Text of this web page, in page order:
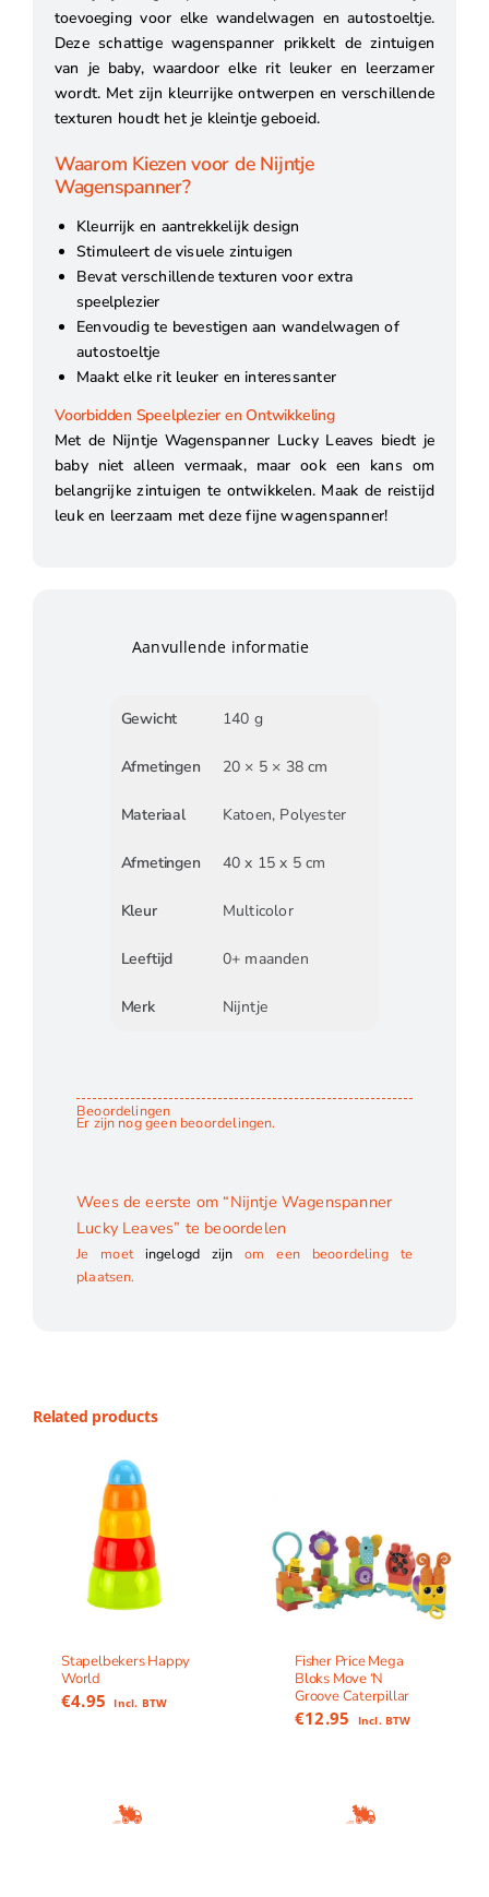
toevoeging voor elke wandelwagen en autostoeltje.
Deze schattige wagenspanner prikkelt de zintuigen
van je baby, waardoor elke rit leuker en leerzamer
wordt. Met zijn kleurrijke ontwerpen en verschillende
texturen houdt het je kleintje geboeid.
Waarom Kiezen voor de Nijntje
Wagenspanner?
Kleurrijk en aantrekkelijk design
Stimuleert de visuele zintuigen
Bevat verschillende texturen voor extra
speelplezier
Eenvoudig te bevestigen aan wandelwagen of
autostoeltje
Maakt elke rit leuker en interessanter
Voorbidden Speelplezier en Ontwikkeling
Met de Nijntje Wagenspanner Lucky Leaves biedt je
baby niet alleen vermaak, maar ook een kans om
belangrijke zintuigen te ontwikkelen. Maak de reistijd
leuk en leerzaam met deze fijne wagenspanner!
Aanvullende informatie
Gewicht 140 g
Afmetingen 20 × 5 × 38 cm
Materiaal Katoen, Polyester
Afmetingen 40 x 15 x 5 cm
Kleur Multicolor
Leeftijd 0+ maanden
Merk Nijntje
Beoordelingen
Er zijn nog geen beoordelingen.
Wees de eerste om “Nijntje Wagenspanner
Lucky Leaves” te beoordelen
Je moet ingelogd zijn om een beoordeling te
plaatsen.
Related products
Stapelbekers Happy
World
€4.95 Incl. BTW
Fisher Price Mega
Bloks Move ‘N
Groove Caterpillar
€12.95 Incl. BTW